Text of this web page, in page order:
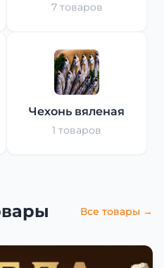
7 товаров
Чехонь вяленая
1 товаров
Все товары →